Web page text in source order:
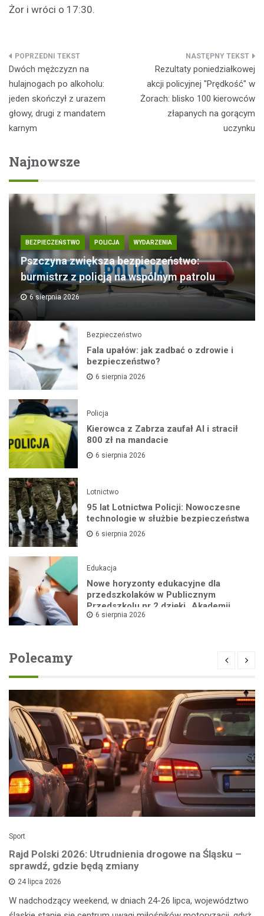
Żor i wróci o 17:30.
Nawigacja
wpisu
Dwóch mężczyzn na
hulajnogach po alkoholu:
jeden skończył z urazem
głowy, drugi z mandatem
karnym
Rezultaty poniedziałkowej
akcji policyjnej "Prędkość" w
Żorach: blisko 100 kierowców
złapanych na gorącym
uczynku
Najnowsze
BEZPIECZEŃSTWO POLICJA WYDARZENIA
Pszczyna zwiększa bezpieczeństwo:
burmistrz z policją na wspólnym patrolu
6 sierpnia 2026
Bezpieczeństwo
Fala upałów: jak zadbać o zdrowie i
bezpieczeństwo?
6 sierpnia 2026
Policja
Kierowca z Zabrza zaufał AI i stracił
800 zł na mandacie
6 sierpnia 2026
Lotnictwo
95 lat Lotnictwa Policji: Nowoczesne
technologie w służbie bezpieczeństwa
6 sierpnia 2026
Edukacja
Nowe horyzonty edukacyjne dla
przedszkolaków w Publicznym
Przedszkolu nr 2 dzięki „Akademii
Super Przedszkolaka”
6 sierpnia 2026
Polecamy
Sport
Rajd Polski 2026: Utrudnienia drogowe na Śląsku –
sprawdź, gdzie będą zmiany
24 lipca 2026
W nadchodzący weekend, w dniach 24-26 lipca, województwo